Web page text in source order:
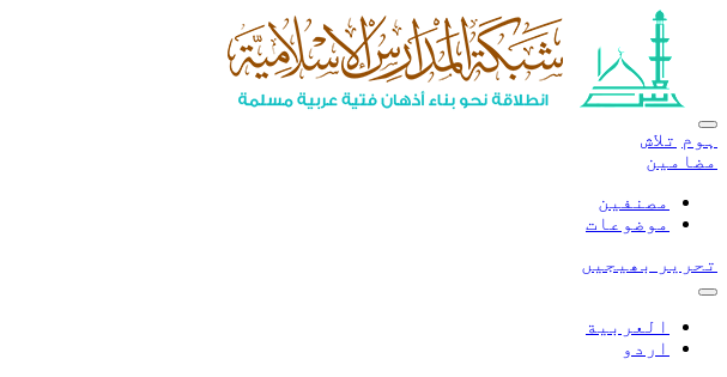
ہوم تلاش
مضامین
مصنفین
موضوعات
تحریر بھیجیں
العربية
اردو